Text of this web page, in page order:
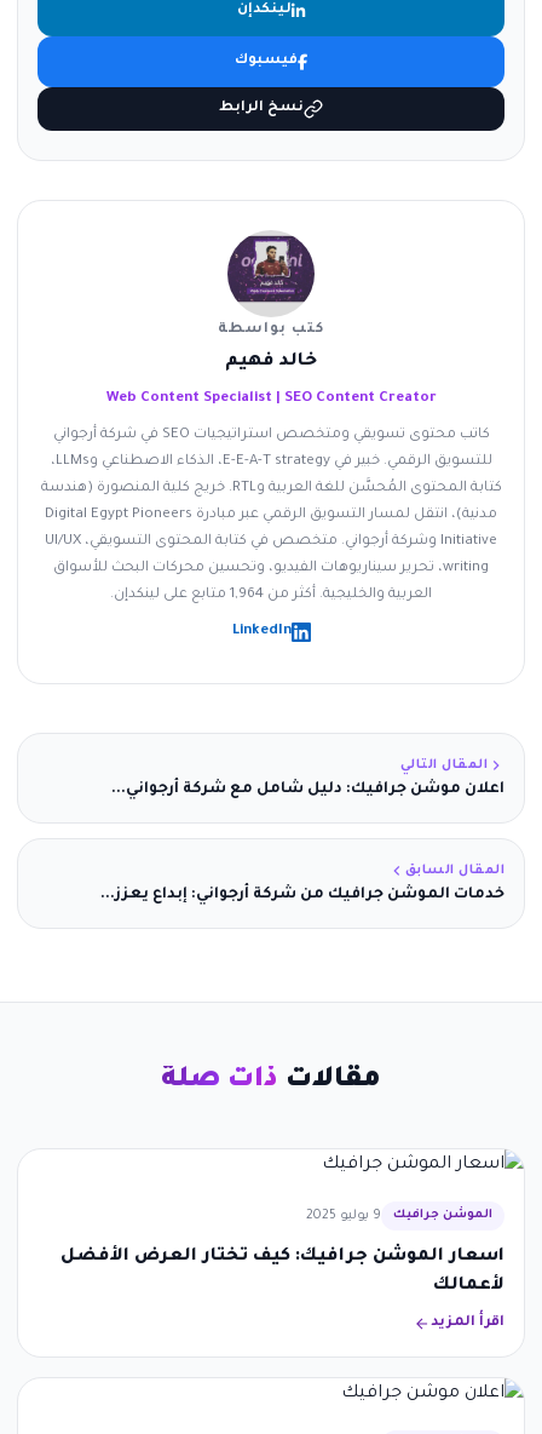
لينكدإن
فيسبوك
نسخ الرابط
كتب بواسطة
خالد فهيم
Web Content Specialist | SEO Content Creator
كاتب محتوى تسويقي ومتخصص استراتيجيات SEO في شركة أرجواني
للتسويق الرقمي. خبير في E-E-A-T strategy، الذكاء الاصطناعي وLLMs،
كتابة المحتوى المُحسَّن للغة العربية وRTL. خريج كلية المنصورة (هندسة
مدنية)، انتقل لمسار التسويق الرقمي عبر مبادرة Digital Egypt Pioneers
Initiative وشركة أرجواني. متخصص في كتابة المحتوى التسويقي، UI/UX
writing، تحرير سيناريوهات الفيديو، وتحسين محركات البحث للأسواق
العربية والخليجية. أكثر من 1,964 متابع على لينكدإن.
LinkedIn
المقال التالي
اعلان موشن جرافيك: دليل شامل مع شركة أرجواني...
المقال السابق
خدمات الموشن جرافيك من شركة أرجواني: إبداع يعزز...
مقالات ذات صلة
الموشن جرافيك 9 يوليو 2025
اسعار الموشن جرافيك: كيف تختار العرض الأفضل
لأعمالك
اقرأ المزيد